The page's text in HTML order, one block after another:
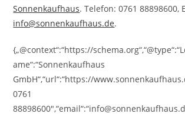
Sonnenkaufhaus. Telefon: 0761 88898600,
info@sonnenkaufhaus.de.
{„@context“:“https://
ame“:“Sonnenkaufhaus
GmbH“,“url“:“https://
0761